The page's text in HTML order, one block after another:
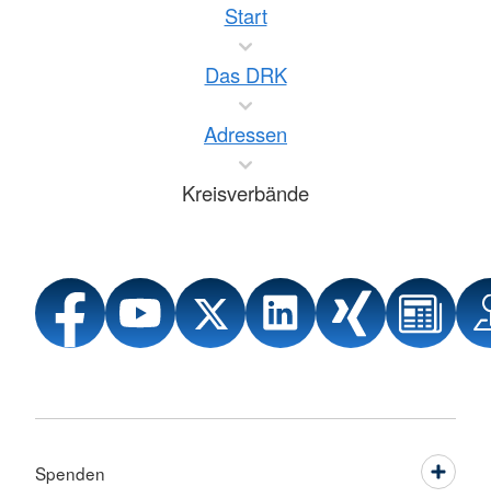
Start
Das DRK
Adressen
Kreisverbände
Spenden